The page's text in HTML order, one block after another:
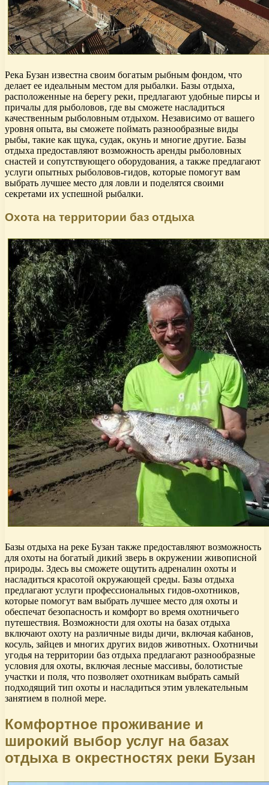
Река Бузан известна своим богатым рыбным фондом, что
делает ее идеальным местом для рыбалки. Базы отдыха,
расположенные на берегу реки, предлагают удобные пирсы и
причалы для рыболовов, где вы сможете насладиться
качественным рыболовным отдыхом. Независимо от вашего
уровня опыта, вы сможете поймать разнообразные виды
рыбы, такие как щука, судак, окунь и многие другие. Базы
отдыха предоставляют возможность аренды рыболовных
снастей и сопутствующего оборудования, а также предлагают
услуги опытных рыболовов-гидов, которые помогут вам
выбрать лучшее место для ловли и поделятся своими
секретами их успешной рыбалки.
Охота на территории баз отдыха
Базы отдыха на реке Бузан также предоставляют возможность
для охоты на богатый дикий зверь в окружении живописной
природы. Здесь вы сможете ощутить адреналин охоты и
насладиться красотой окружающей среды. Базы отдыха
предлагают услуги профессиональных гидов-охотников,
которые помогут вам выбрать лучшее место для охоты и
обеспечат безопасность и комфорт во время охотничьего
путешествия. Возможности для охоты на базах отдыха
включают охоту на различные виды дичи, включая кабанов,
косуль, зайцев и многих других видов животных. Охотничьи
угодья на территории баз отдыха предлагают разнообразные
условия для охоты, включая лесные массивы, болотистые
участки и поля, что позволяет охотникам выбрать самый
подходящий тип охоты и насладиться этим увлекательным
занятием в полной мере.
Комфортное проживание и
широкий выбор услуг на базах
отдыха в окрестностях реки Бузан